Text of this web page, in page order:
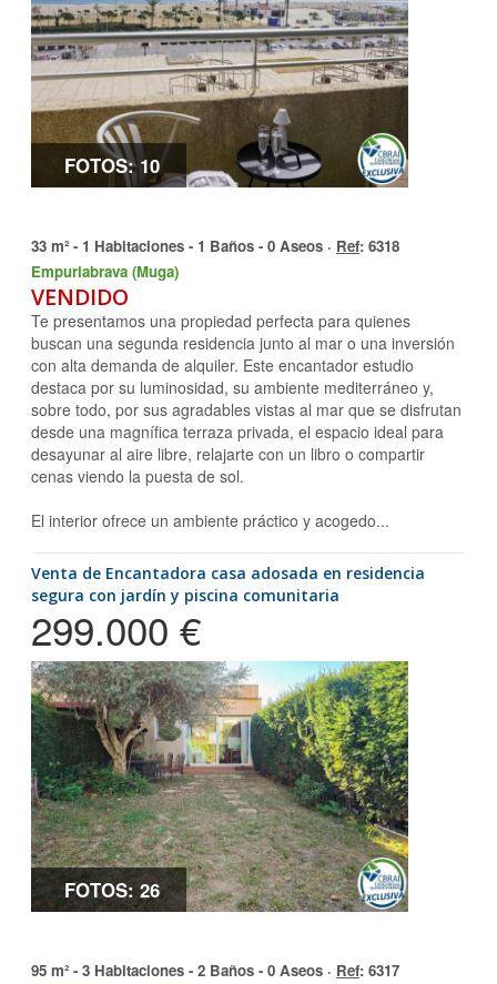
FOTOS: 10
33 m² - 1 Habitaciones - 1 Baños - 0 Aseos · Ref: 6318
Empuriabrava (Muga)
VENDIDO
Te presentamos una propiedad perfecta para quienes
buscan una segunda residencia junto al mar o una inversión
con alta demanda de alquiler. Este encantador estudio
destaca por su luminosidad, su ambiente mediterráneo y,
sobre todo, por sus agradables vistas al mar que se disfrutan
desde una magnífica terraza privada, el espacio ideal para
desayunar al aire libre, relajarte con un libro o compartir
cenas viendo la puesta de sol.
El interior ofrece un ambiente práctico y acogedo...
Venta de Encantadora casa adosada en residencia
segura con jardín y piscina comunitaria
299.000 €
FOTOS: 26
95 m² - 3 Habitaciones - 2 Baños - 0 Aseos · Ref: 6317